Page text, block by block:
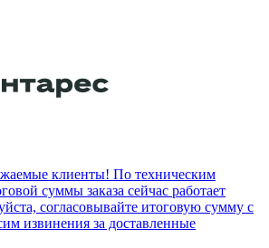
клиенты! По техническим
суммы заказа сейчас работает
согласовывайте итоговую сумму с
извинения за доставленные